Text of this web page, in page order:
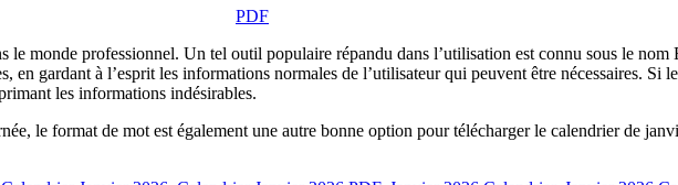
PDF
le monde professionnel. Un tel outil populaire répandu dans l’utilisation est connu sous le
en gardant à l’esprit les informations normales de l’utilisateur qui peuvent être nécessaires. Si
les informations indésirables.
le format de mot est également une autre bonne option pour télécharger le calendrier de